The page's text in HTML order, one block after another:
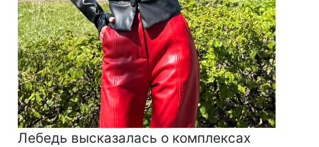
Лебедь высказалась о комплексах